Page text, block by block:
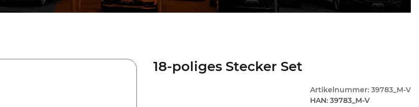
18-poliges Stecker Set
Artikelnummer: 39783_M-V
HAN: 39783_M-V